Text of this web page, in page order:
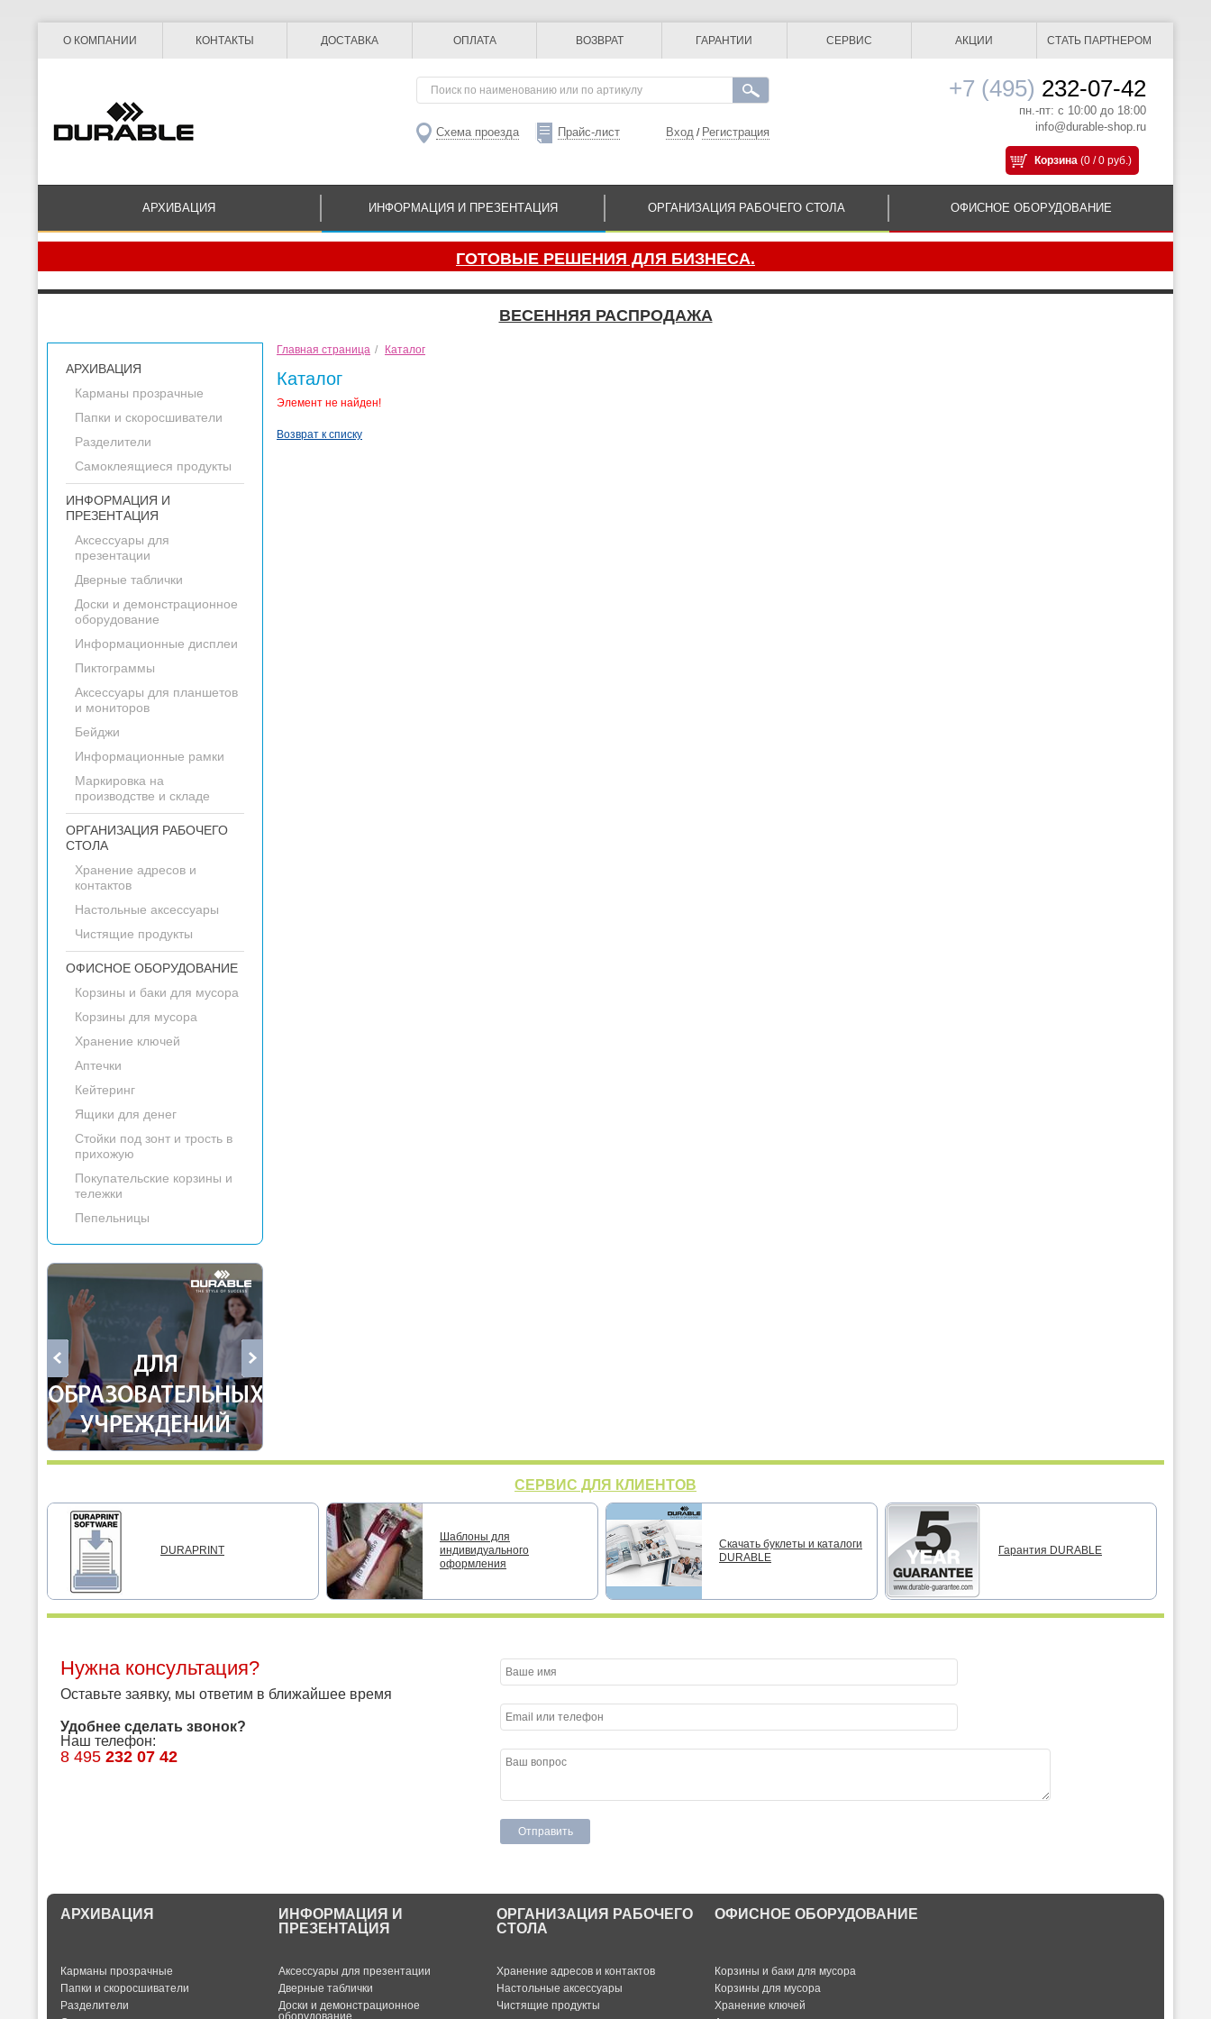
О КОМПАНИИ КОНТАКТЫ ДОСТАВКА ОПЛАТА ВОЗВРАТ ГАРАНТИИ СЕРВИС АКЦИИ СТАТЬ ПАРТНЕРОМ
Схема проезда Прайс-лист Вход / Регистрация
+7 (495) 232-07-42
пн.-пт: с 10:00 до 18:00
info@durable-shop.ru
Корзина (0 / 0 руб.)
АРХИВАЦИЯ ИНФОРМАЦИЯ И ПРЕЗЕНТАЦИЯ ОРГАНИЗАЦИЯ РАБОЧЕГО СТОЛА ОФИСНОЕ ОБОРУДОВАНИЕ
ГОТОВЫЕ РЕШЕНИЯ ДЛЯ БИЗНЕСА.
ВЕСЕННЯЯ РАСПРОДАЖА
АРХИВАЦИЯ
Карманы прозрачные
Папки и скоросшиватели
Разделители
Самоклеящиеся продукты
ИНФОРМАЦИЯ И
ПРЕЗЕНТАЦИЯ
Аксессуары для
презентации
Дверные таблички
Доски и демонстрационное
оборудование
Информационные дисплеи
Пиктограммы
Аксессуары для планшетов
и мониторов
Бейджи
Информационные рамки
Маркировка на
производстве и складе
ОРГАНИЗАЦИЯ РАБОЧЕГО
СТОЛА
Хранение адресов и
контактов
Настольные аксессуары
Чистящие продукты
ОФИСНОЕ ОБОРУДОВАНИЕ
Корзины и баки для мусора
Корзины для мусора
Хранение ключей
Аптечки
Кейтеринг
Ящики для денег
Стойки под зонт и трость в
прихожую
Покупательские корзины и
тележки
Пепельницы
Главная страница / Каталог
Каталог
Элемент не найден!
Возврат к списку
СЕРВИС ДЛЯ КЛИЕНТОВ
DURAPRINT
Шаблоны для
индивидуального
оформления
Скачать буклеты и каталоги
DURABLE
Гарантия DURABLE
Нужна консультация?
Оставьте заявку, мы ответим в ближайшее время
Удобнее сделать звонок?
Наш телефон:
8 495 232 07 42
АРХИВАЦИЯ
Карманы прозрачные
Папки и скоросшиватели
Разделители
ИНФОРМАЦИЯ И
ПРЕЗЕНТАЦИЯ
Аксессуары для презентации
Дверные таблички
Доски и демонстрационное
оборудование
ОРГАНИЗАЦИЯ РАБОЧЕГО
СТОЛА
Хранение адресов и контактов
Настольные аксессуары
Чистящие продукты
ОФИСНОЕ ОБОРУДОВАНИЕ
Корзины и баки для мусора
Корзины для мусора
Хранение ключей